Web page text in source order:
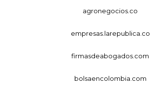
agronegocios.co
empresas.larepublica.co
firmasdeabogados.com
bolsaencolombia.com